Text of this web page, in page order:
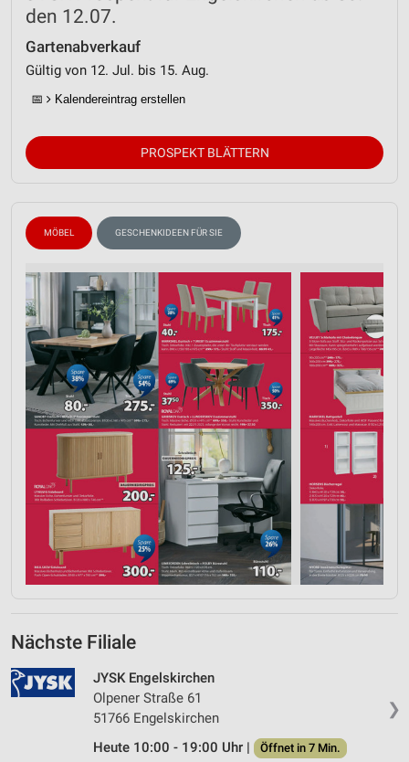
den 12.07.
Gartenabverkauf
Gültig von 12. Jul. bis 15. Aug.
📅 Kalendereintrag erstellen
PROSPEKT BLÄTTERN
MÖBEL GESCHENKIDEEN FÜR SIE
Nächste Filiale
❯
JYSK Engelskirchen
Olpener Straße 61
51766 Engelskirchen
Heute 10:00 - 19:00 Uhr |
Öffnet in 7 Min.